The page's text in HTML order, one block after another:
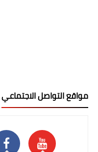
مواقع التواصل الاجتماعي